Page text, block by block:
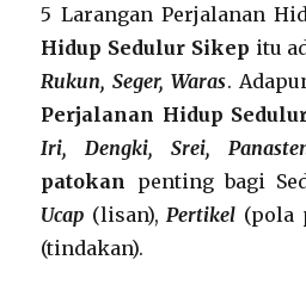
5 Larangan Perjalanan
Hidup Sedulur Sikep itu
Rukun, Seger, Waras.
Perjalanan Hidup
Iri, Dengki, Srei,
patokan
penting bagi
Ucap (lisan), Pertikel (pola
(tindakan).